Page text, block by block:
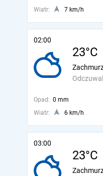
Wiatr:
7 km/h
02:00
23°C
Opad: 0 mm
Wiatr:
6 km/h
03:00
23°C